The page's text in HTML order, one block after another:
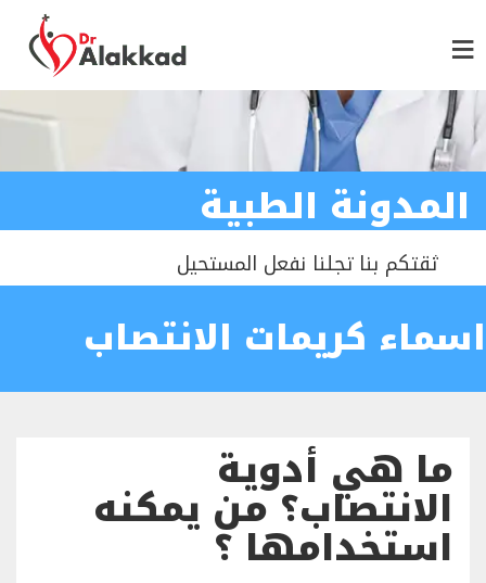
المدونة الطبية
ثقتكم بنا تجلنا نفعل المستحيل
اسماء كريمات الانتصاب
ما هي أدوية
الانتصاب؟ من يمكنه
استخدامها ؟